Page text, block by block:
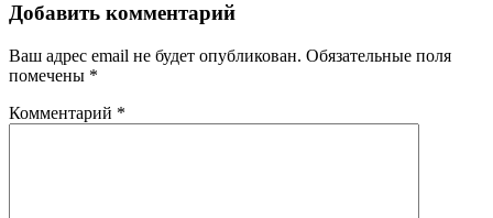
Добавить комментарий
Ваш адрес email не будет опубликован. Обязательные поля
помечены *
Комментарий *